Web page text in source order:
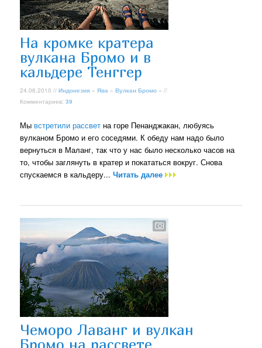
На кромке кратера
вулкана Бромо и в
кальдере Тенггер
24.06.2010 //Индонезия »Ява »Вулкан Бромо » //
Комментариев:39
Мы встретили рассвет на горе Пенанджакан, любуясь
вулканом Бромо и его соседями. К обеду нам надо было
вернуться в Маланг, так что у нас было несколько часов на
то, чтобы заглянуть в кратер и покататься вокруг. Снова
спускаемся в кальдеру...Читать далее
Чеморо Лаванг и вулкан
Бромо на рассвете